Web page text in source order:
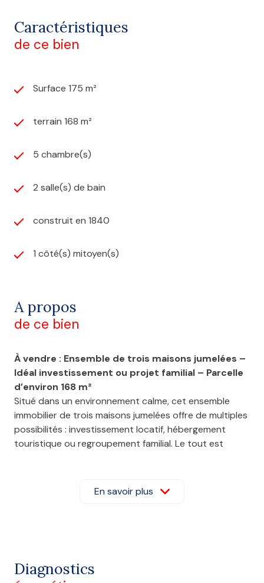
Caractéristiques
de ce bien
Surface 175 m²
terrain 168 m²
5 chambre(s)
2 salle(s) de bain
construit en 1840
1 côté(s) mitoyen(s)
A propos
de ce bien
À vendre : Ensemble de trois maisons jumelées –
Idéal investissement ou projet familial – Parcelle
d’environ 168 m²
Situé dans un environnement calme, cet ensemble
immobilier de trois maisons jumelées offre de multiples
possibilités : investissement locatif, hébergement
touristique ou regroupement familial. Le tout est
D’une configuration fonctionnelle, elle comprend : une
une
cuisine, un séjour/salon,une
En savoir plus
Diagnostics